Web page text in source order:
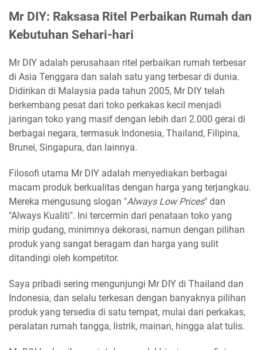
Mr DIY: Raksasa Ritel Perbaikan Rumah dan
Kebutuhan Sehari-hari
Mr DIY adalah perusahaan ritel perbaikan rumah terbesar
di Asia Tenggara dan salah satu yang terbesar di dunia.
Didirikan di Malaysia pada tahun 2005, Mr DIY telah
berkembang pesat dari toko perkakas kecil menjadi
jaringan toko yang masif dengan lebih dari 2.000 gerai di
berbagai negara, termasuk Indonesia, Thailand, Filipina,
Brunei, Singapura, dan lainnya.
Filosofi utama Mr DIY adalah menyediakan berbagai
macam produk berkualitas dengan harga yang terjangkau.
Mereka mengusung slogan "Always Low Prices" dan
"Always Kualiti". Ini tercermin dari penataan toko yang
mirip gudang, minimnya dekorasi, namun dengan pilihan
produk yang sangat beragam dan harga yang sulit
ditandingi oleh kompetitor.
Saya pribadi sering mengunjungi Mr DIY di Thailand dan
Indonesia, dan selalu terkesan dengan banyaknya pilihan
produk yang tersedia di satu tempat, mulai dari perkakas,
peralatan rumah tangga, listrik, mainan, hingga alat tulis.